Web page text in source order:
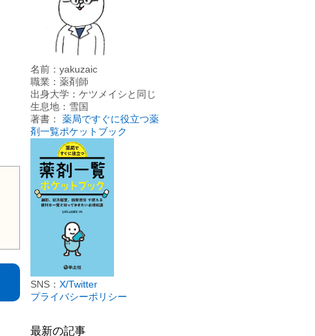
名前：yakuzaic
職業：薬剤師
出身大学：ケツメイシと同じ
生息地：雪国
著書： 薬局ですぐに役立つ薬
剤一覧ポケットブック
SNS： X/Twitter
プライバシーポリシー
最新の記事